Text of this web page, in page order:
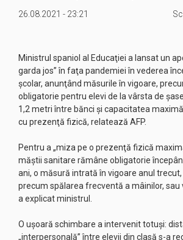
26.08.2021 - 23:21
Ministrul spaniol al Educaţiei a lansat un
garda jos” în faţa pandemiei în vederea
şcolar, anunţând măsurile în vigoare,
obligatorie pentru elevi de la vârsta de
1,2 metri între bănci şi capacitatea
cu prezenţă fizică, relatează AFP.
Pentru a „miza pe o prezenţă fizică
măştii sanitare rămâne obligatorie
ani, o măsură intrată în vigoare anul
precum spălarea frecventă a mâinilor, sau
a explicat ministrul.
O uşoară schimbare a intervenit totuşi:
„interpersonală” între elevii din clasă s-a